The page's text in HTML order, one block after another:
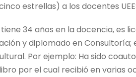
estrellas) a los docentes
34 años en la docencia, es
y diplomado en
Por ejemplo: Ha sido
por el cual recibió en varias